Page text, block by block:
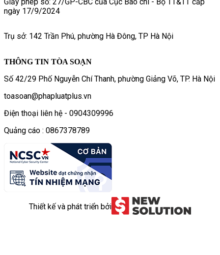
ngày 17/9/2024
Trụ sở: 142 Trần Phú, phường Hà Đông, TP Hà Nội
THÔNG TIN TÒA SOẠN
Số 42/29 Phố Nguyễn Chí Thanh, phường Giảng Võ, TP. Hà Nội
toasoan@phapluatplus.vn
Điện thoại liên hệ - 0904309996
Quảng cáo : 0867378789
Thiết kế và phát triển bởi